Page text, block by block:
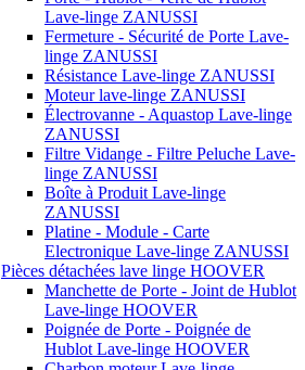
Lave-linge ZANUSSI
Fermeture - Sécurité de Porte Lave-
linge ZANUSSI
Résistance Lave-linge ZANUSSI
Moteur lave-linge ZANUSSI
Électrovanne - Aquastop Lave-linge
ZANUSSI
Filtre Vidange - Filtre Peluche Lave-
linge ZANUSSI
Boîte à Produit Lave-linge
ZANUSSI
Platine - Module - Carte
Electronique Lave-linge ZANUSSI
Pièces détachées lave linge HOOVER
Manchette de Porte - Joint de Hublot
Lave-linge HOOVER
Poignée de Porte - Poignée de
Hublot Lave-linge HOOVER